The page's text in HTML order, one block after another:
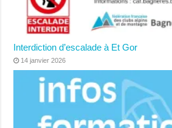
Interdiction d’escalade à Et Gor
14 janvier 2026